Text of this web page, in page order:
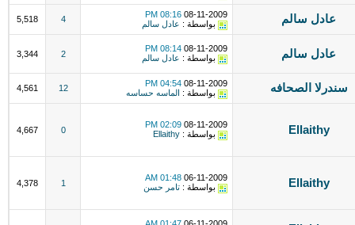
عادل سالم 08-11-2009
08:16 PM
بواسطة : عادل سالم 4
5,518
عادل سالم 08-11-2009
08:14 PM
بواسطة : عادل سالم 2
3,344
سندرلا الصحافه 08-11-2009
04:54 PM
بواسطة :
الماسه حساسه 12
4,561
Ellaithy
08-11-2009
02:09 PM
بواسطة : Ellaithy
0
4,667
Ellaithy
06-11-2009
01:48 AM
بواسطة : تامر حسن 1
4,378